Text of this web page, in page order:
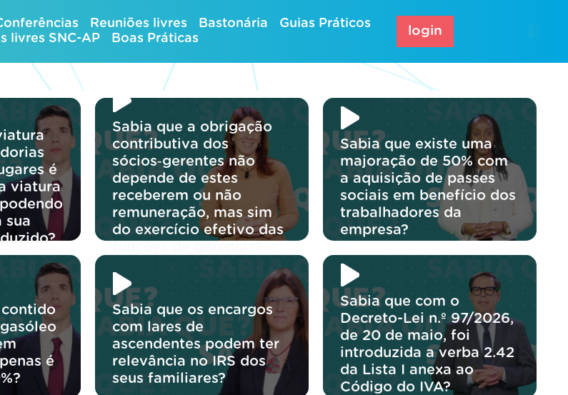
Reuniões livres Bastonária
Guias Práticos
livres SNC-AP Boas Práticas
login
é
viatura
sua
Sabia que a obrigação
contributiva dos
sócios‑gerentes não
depende de estes
receberem ou não
remuneração, mas sim
do exercício efetivo das
Sabia que existe uma
majoração de 50% com
a aquisição de passes
sociais em benefício dos
trabalhadores da
empresa?
contido
é
Sabia que os encargos
com lares de
ascendentes podem ter
relevância no IRS dos
seus familiares?
Sabia que com o
Decreto-Lei n.º 97/2026,
de 20 de maio, foi
introduzida a verba 2.42
da Lista I anexa ao
Código do IVA?